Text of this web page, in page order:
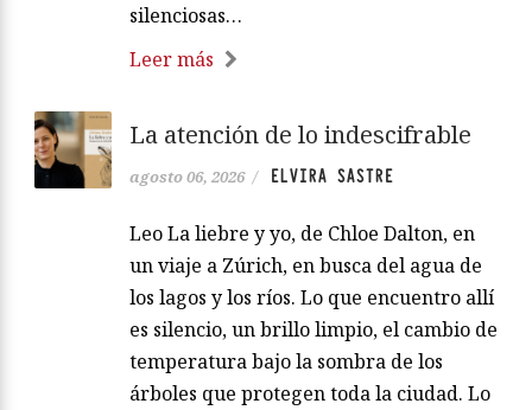
silenciosas…
Leer más
La atención de lo indescifrable
agosto 06, 2026 / ELVIRA SASTRE
Leo La liebre y yo, de Chloe Dalton, en
un viaje a Zúrich, en busca del agua de
los lagos y los ríos. Lo que encuentro allí
es silencio, un brillo limpio, el cambio de
temperatura bajo la sombra de los
árboles que protegen toda la ciudad. Lo